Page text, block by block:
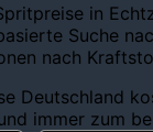
in
Suche
nach
Deutschland
immer zum